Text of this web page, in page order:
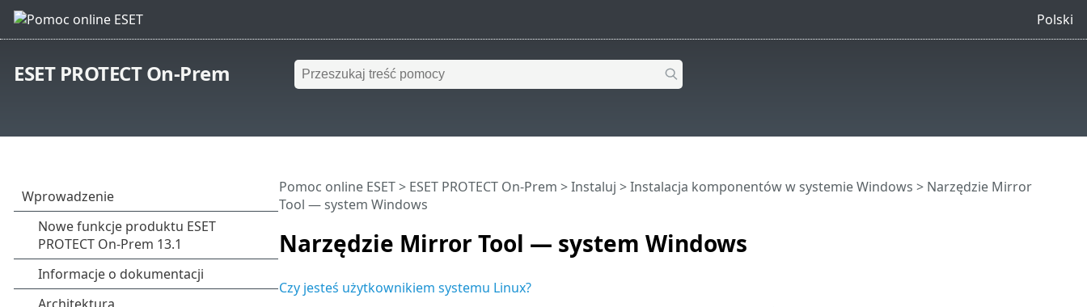
Polski
ESET PROTECT On-Prem
Narzędzie Mirror Tool — system Windows
Pomoc online ESET> ESET PROTECT On-Prem >Instaluj >Instalacja komponentów w systemie Windows > Narzędzie Mirror
Tool — system Windows
Czy jesteś użytkownikiem systemu Linux?